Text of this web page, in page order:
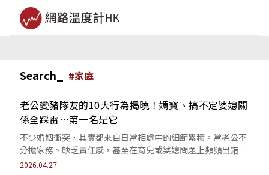
Search_ #家庭
老公變豬隊友的10大行為揭曉！媽寶、搞不定婆媳關
係全踩雷…第一名是它
不少婚姻衝突，其實都來自日常相處中的細節累積。當老公不
分擔家務、缺乏責任感，甚至在育兒或婆媳問題上頻頻出錯，
另一半變豬隊友也成為許多妻子的共同心聲。
2026.04.27